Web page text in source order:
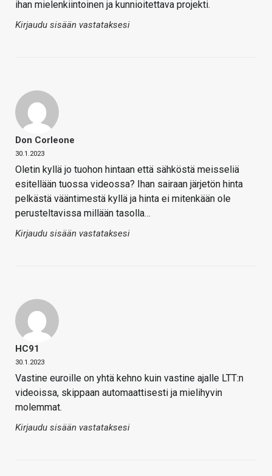
ihan mielenkiintoinen ja kunnioitettava projekti.
Kirjaudu sisään vastataksesi
Don Corleone
30.1.2023
Oletin kyllä jo tuohon hintaan että sähköstä meisseliä
esitellään tuossa videossa? Ihan sairaan järjetön hinta
pelkästä vääntimestä kyllä ja hinta ei mitenkään ole
perusteltavissa millään tasolla…
Kirjaudu sisään vastataksesi
HC91
30.1.2023
Vastine euroille on yhtä kehno kuin vastine ajalle LTT:n
videoissa, skippaan automaattisesti ja mielihyvin
molemmat.
Kirjaudu sisään vastataksesi